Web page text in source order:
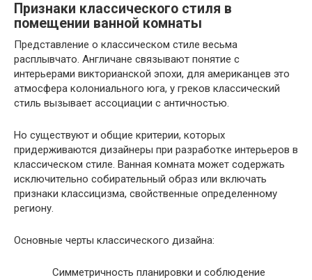
Признаки классического стиля в
помещении ванной комнаты
Представление о классическом стиле весьма
расплывчато. Англичане связывают понятие с
интерьерами викторианской эпохи, для американцев это
атмосфера колониального юга, у греков классический
стиль вызывает ассоциации с античностью.
Но существуют и общие критерии, которых
придерживаются дизайнеры при разработке интерьеров в
классическом стиле. Ванная комната может содержать
исключительно собирательный образ или включать
признаки классицизма, свойственные определенному
региону.
Основные черты классического дизайна:
Симметричность планировки и соблюдение